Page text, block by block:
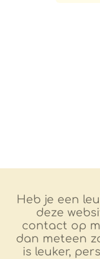
Heb je een
deze
contact op
dan meteen
is leuker,